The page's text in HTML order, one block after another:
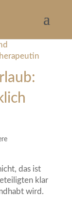
das ist
klar
wird.